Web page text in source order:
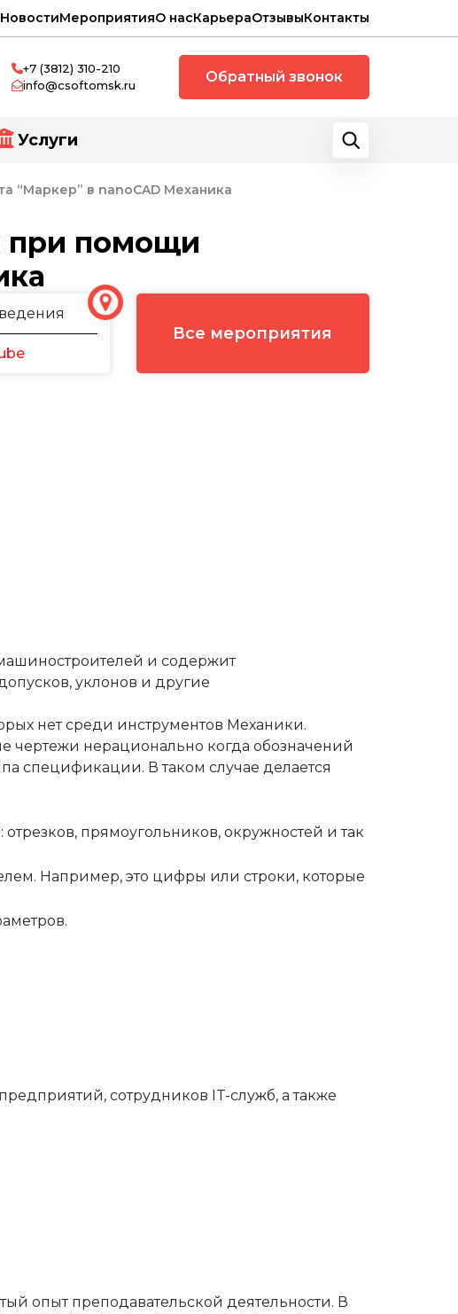
НовостиМероприятияО насКарьераОтзывыКонтакты
+7 (3812) 310-210
info@csoftomsk.ru
Обратный звонок
Услуги
“Маркер” в nanoCAD Механика
при помощи
Все мероприятия
и содержит
уклонов и другие
нет среди инструментов Механики.
чертежи нерационально когда обозначений
спецификации. В таком случае делается
прямоугольников, окружностей и так
Например, это цифры или строки, которые
сотрудников IT-служб, а также
опыт преподавательской деятельности. В